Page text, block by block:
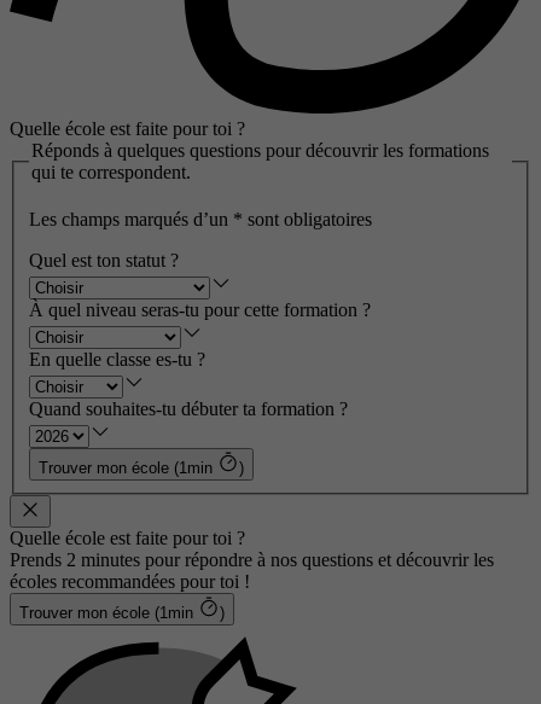
Quelle école est faite pour toi ?
Réponds à quelques questions pour découvrir les formations
qui te correspondent.
Les champs marqués d’un * sont obligatoires
Quel est ton statut ?
À quel niveau seras-tu pour cette formation ?
En quelle classe es-tu ?
Quand souhaites-tu débuter ta formation ?
Trouver mon école (1min )
Quelle école est faite pour toi ?
Prends 2 minutes pour répondre à nos questions et découvrir les
écoles recommandées pour toi !
Trouver mon école (1min )